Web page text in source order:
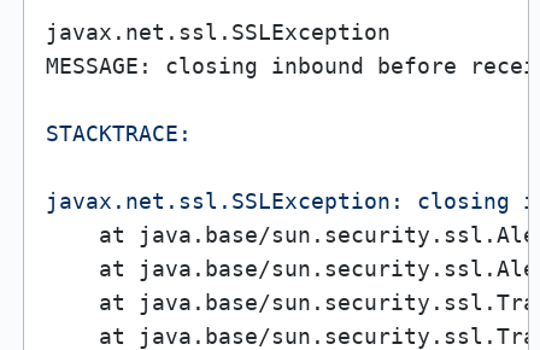
javax.net.ssl.SSLException
MESSAGE: closing inbound before
STACKTRACE:
javax.net.ssl.SSLException: closing
at java.base/
at java.base/
at java.base/
at java.base/